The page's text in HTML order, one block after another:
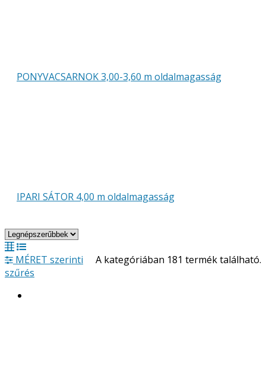
PONYVACSARNOK 3,00-3,60 m oldalmagasság
IPARI SÁTOR 4,00 m oldalmagasság
A kategóriában 181 termék található.
MÉRET szerinti
szűrés